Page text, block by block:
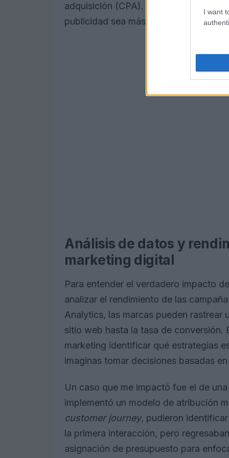
I want
adquisición (CPA). ¿No es fascinante
publicidad sea más efectiva?
Análisis de datos y
marketing digital
Para entender el verdadero impacto
analizar el rendimiento de las
Analytics, las marcas pueden rastrear
sitio web hasta la tasa de conversión.
marketing identificar qué estrategias
imaginas tomar decisiones basadas
Un caso que me impactó fue el de
implementó un modelo de atribución
customer journey, pudieron
la primera interacción, pero
asignación de presupuesto para